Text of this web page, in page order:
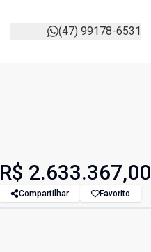
(47) 99178-6531
R$ 2.633.367,00
Compartilhar Favorito